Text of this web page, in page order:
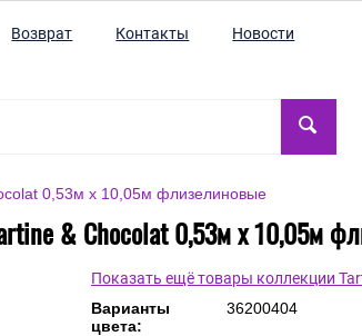
Возврат Контакты Новости
0,53м x 10,05м флизелиновые
& Chocolat 0,53м x 10,05м
Показать ещё товары коллекции
Варианты
цвета:
36200404